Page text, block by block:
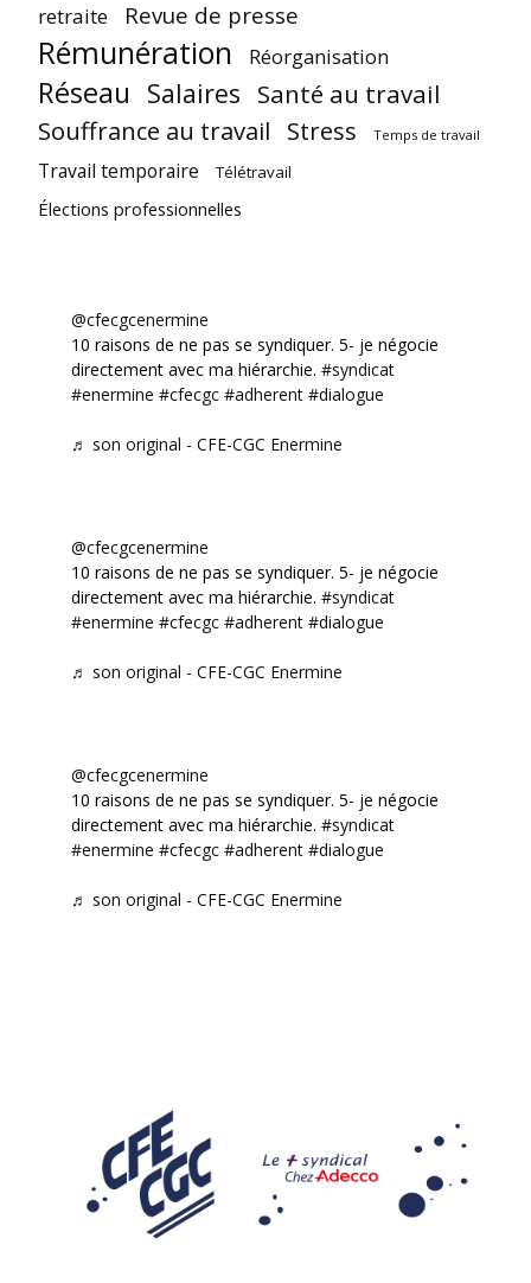
retraite Revue de presse
Rémunération Réorganisation
Réseau Salaires Santé au travail
Souffrance au travail Stress Temps de travail
Travail temporaire Télétravail
Élections professionnelles
@cfecgcenermine
10 raisons de ne pas se syndiquer. 5- je négocie
directement avec ma hiérarchie. #syndicat
#enermine #cfecgc #adherent #dialogue
♬ son original - CFE-CGC Enermine
@cfecgcenermine
10 raisons de ne pas se syndiquer. 5- je négocie
directement avec ma hiérarchie. #syndicat
#enermine #cfecgc #adherent #dialogue
♬ son original - CFE-CGC Enermine
@cfecgcenermine
10 raisons de ne pas se syndiquer. 5- je négocie
directement avec ma hiérarchie. #syndicat
#enermine #cfecgc #adherent #dialogue
♬ son original - CFE-CGC Enermine